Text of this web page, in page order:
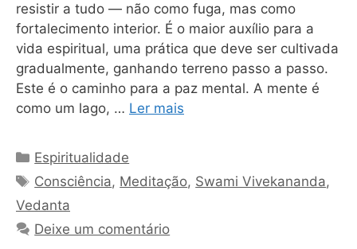
resistir a tudo — não como fuga, mas como
fortalecimento interior. É o maior auxílio para a
vida espiritual, uma prática que deve ser cultivada
gradualmente, ganhando terreno passo a passo.
Este é o caminho para a paz mental. A mente é
como um lago, … Ler mais
Categorias
Espiritualidade
Tags
Consciência, Meditação, Swami Vivekananda,
Vedanta
Deixe um comentário